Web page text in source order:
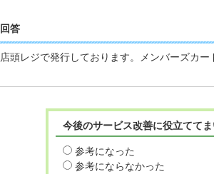
回答
店頭レジで発行しております。メンバーズカ
今後のサービス改善に役立てて
参考になった
参考にならなかった